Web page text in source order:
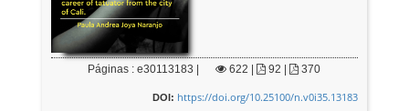
Páginas : e30113183 | 622 92 | 370
DOI: https://doi.org/10.25100/n.v0i35.13183